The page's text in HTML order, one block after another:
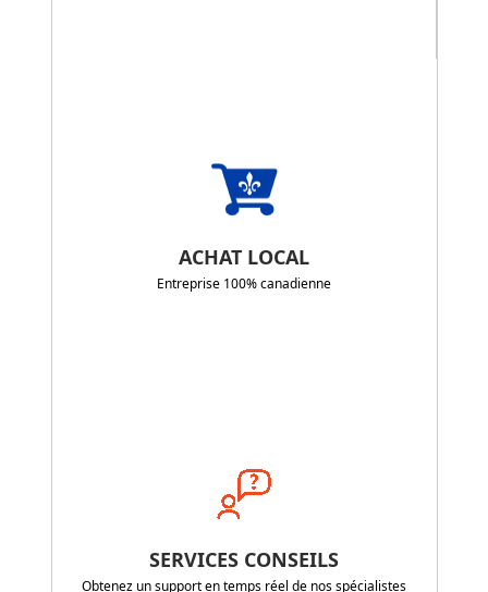
ACHAT LOCAL
Entreprise 100% canadienne
SERVICES CONSEILS
Obtenez un support en temps réel de nos spécialistes